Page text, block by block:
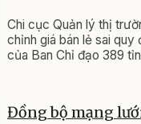
Chi cục Quản lý thị
chỉnh giá bán lẻ sai
của Ban Chỉ đạo 389
Đồng bộ mạng